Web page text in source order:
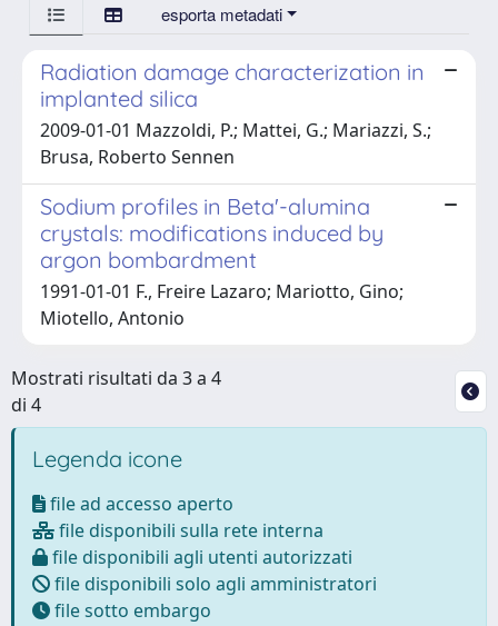
esporta metadati
Radiation damage characterization in
implanted silica
2009-01-01 Mazzoldi, P.; Mattei, G.; Mariazzi, S.;
Brusa, Roberto Sennen
Sodium profiles in Beta'-alumina
crystals: modifications induced by
argon bombardment
1991-01-01 F., Freire Lazaro; Mariotto, Gino;
Miotello, Antonio
Mostrati risultati da 3 a 4
di 4
Legenda icone
file ad accesso aperto
file disponibili sulla rete interna
file disponibili agli utenti autorizzati
file disponibili solo agli amministratori
file sotto embargo